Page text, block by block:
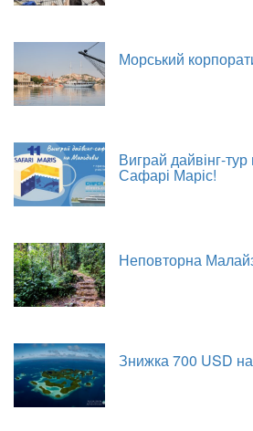
Морський
Виграй дайвінг-
Сафарі Маріс!
Неповторна
Знижка 700 USD